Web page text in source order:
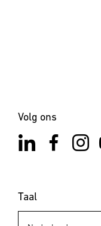
Volg ons
Taal